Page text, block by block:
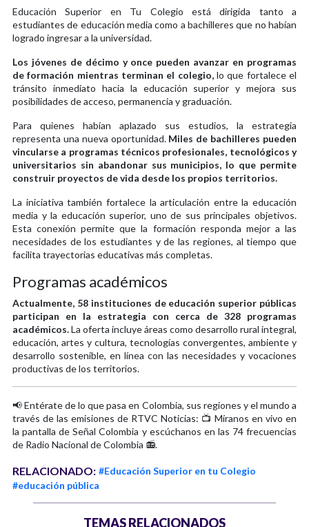
Educación Superior en Tu Colegio está dirigida tanto a
estudiantes de educación media como a bachilleres que no habían
logrado ingresar a la universidad.
Los jóvenes de décimo y once pueden avanzar en programas
de formación mientras terminan el colegio, lo que fortalece el
tránsito inmediato hacia la educación superior y mejora sus
posibilidades de acceso, permanencia y graduación.
Para quienes habían aplazado sus estudios, la estrategia
representa una nueva oportunidad.Miles de bachilleres pueden
vincularse a programas técnicos profesionales, tecnológicos y
universitarios sin abandonar sus municipios, lo que permite
construir proyectos de vida desde los propios territorios.
La iniciativa también fortalece la articulación entre la educación
media y la educación superior, uno de sus principales objetivos.
Esta conexión permite que la formación responda mejor a las
necesidades de los estudiantes y de las regiones, al tiempo que
facilita trayectorias educativas más completas.
Programas académicos
Actualmente, 58 instituciones de educación superior públicas
participan en la estrategia con cerca de 328 programas
académicos.La oferta incluye áreas como desarrollo rural integral,
educación, artes y cultura, tecnologías convergentes, ambiente y
desarrollo sostenible, en línea con las necesidades y vocaciones
productivas de los territorios.
📢 Entérate de lo que pasa en Colombia, sus regiones y el mundo a
través de las emisiones de RTVC Noticias: 📺 Míranos en vivo en
la pantalla de Señal Colombia y escúchanos en las 74 frecuencias
de Radio Nacional de Colombia 📻.
RELACIONADO: #Educación Superior en tu Colegio
#educación pública
TEMAS RELACIONADOS